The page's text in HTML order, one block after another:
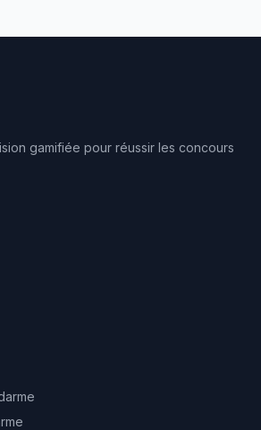
gamifiée pour réussir les concours